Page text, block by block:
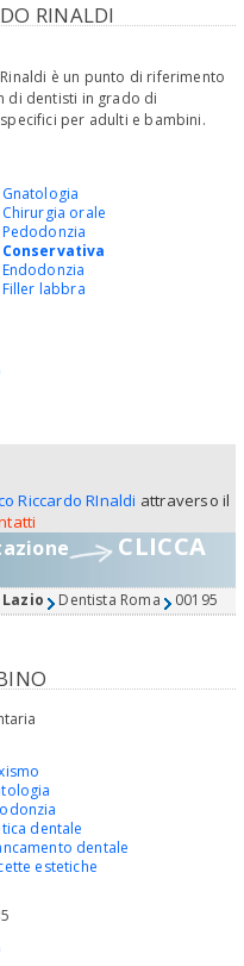
RINALDI
è un punto di riferimento
di dentisti in grado di
per adulti e bambini.
Gnatologia
Chirurgia orale
Pedodonzia
Conservativa
Endodonzia
Filler labbra
Riccardo RInaldi attraverso il
CLICCA
Lazio Dentista Roma 00195
dentale
dentale
estetiche